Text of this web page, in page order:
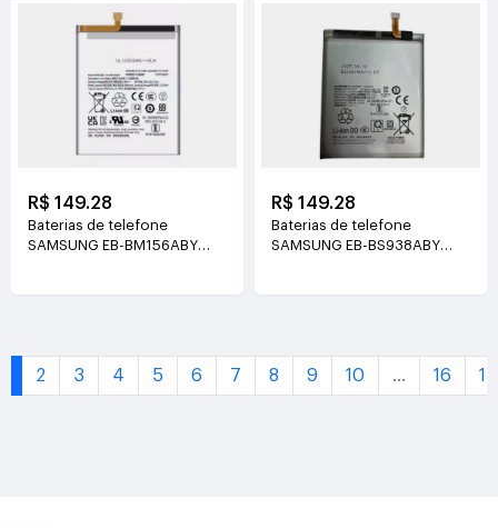
R$ 149.28
Baterias de telefone
SAMSUNG EB-BM156ABY
R$ 149.28
Baterias de telefone
SAMSUNG EB-BS938ABY
2 3 4 5 6 7 8 9 10 ... 16 17